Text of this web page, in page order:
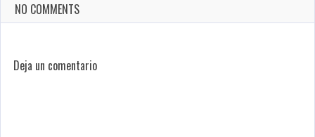
NO COMMENTS
Deja un comentario